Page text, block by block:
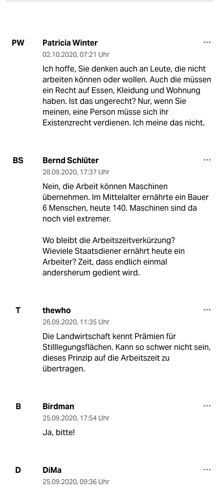
PW Patricia Winter
02.10.2020, 07:21 Uhr
Ich hoffe, Sie denken auch an Leute, die nicht
arbeiten können oder wollen. Auch die müssen
ein Recht auf Essen, Kleidung und Wohnung
haben. Ist das ungerecht? Nur, wenn Sie
meinen, eine Person müsse sich ihr
Existenzrecht verdienen. Ich meine das nicht.
BS Bernd Schlüter
28.09.2020, 17:37 Uhr
Nein, die Arbeit können Maschinen
übernehmen. Im Mittelalter ernährte ein Bauer
6 Menschen, heute 140. Maschinen sind da
noch viel extremer.
Wo bleibt die Arbeitszeitverkürzung?
Wieviele Staatsdiener ernährt heute ein
Arbeiter? Zeit, dass endlich einmal
andersherum gedient wird.
T thewho
26.09.2020, 11:35 Uhr
Die Landwirtschaft kennt Prämien für
Stilllegungsflächen. Kann so schwer nicht sein,
dieses Prinzip auf die Arbeitszeit zu
übertragen.
B Birdman
25.09.2020, 17:54 Uhr
Ja, bitte!
D DiMa
25.09.2020, 09:36 Uhr